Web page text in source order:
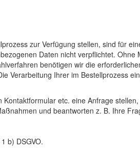
zur Verfügung stellen, sind für
Daten nicht verpflichtet. Ohne
benötigen wir die
Verarbeitung Ihrer im Bestellprozess
etc. eine Anfrage
und beantworten z. B. Ihre
b) DSGVO.